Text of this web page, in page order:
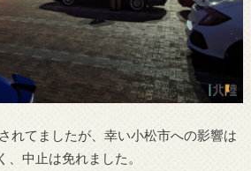
れてましたが、幸い小松市への影響は
中止は免れました。